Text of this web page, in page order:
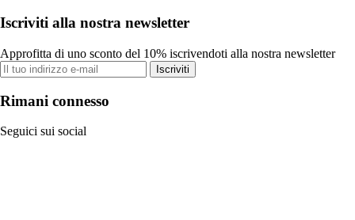
Iscriviti alla nostra newsletter
Approfitta di uno sconto del 10% iscrivendoti alla nostra newsletter
Iscriviti
Rimani connesso
Seguici sui social